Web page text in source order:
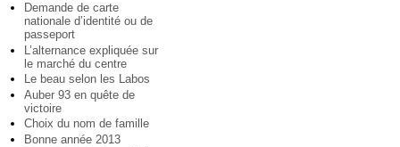
Demande de carte
nationale d’identité ou de
passeport
L’alternance expliquée sur
le marché du centre
Le beau selon les Labos
Auber 93 en quête de
victoire
Choix du nom de famille
Bonne année 2013